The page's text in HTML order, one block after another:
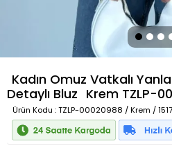
Kadın Omuz Vatkalı
Detaylı Bluz Krem TZLP-
Ürün Kodu : TZLP-00020988 / Krem /